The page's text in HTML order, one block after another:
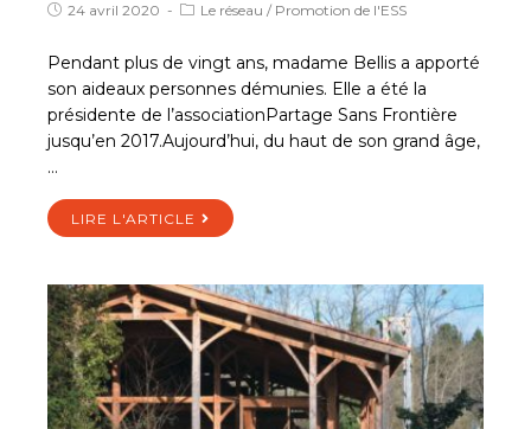
24 avril 2020 Le réseau / Promotion de l'ESS
Pendant plus de vingt ans, madame Bellis a apporté
son aideaux personnes démunies. Elle a été la
présidente de l’associationPartage Sans Frontière
jusqu’en 2017.Aujourd’hui, du haut de son grand âge,
…
LIRE L'ARTICLE